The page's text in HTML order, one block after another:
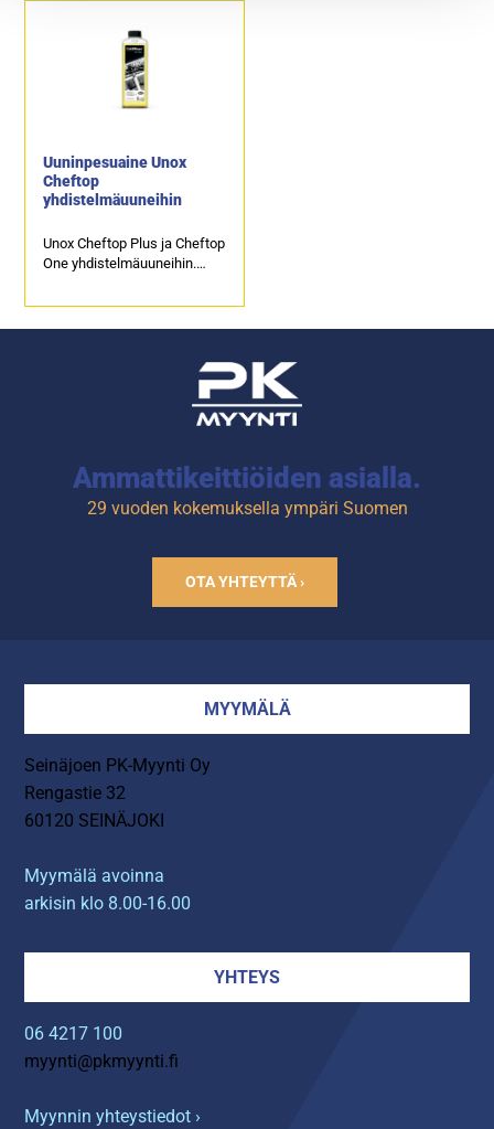
johteet 600 x 400 mm
leipomopelleille.
Tuotekoodi: 922.
Uuninpesuaine Unox
Cheftop
yhdistelmäuuneihin
Unox Cheftop Plus ja Cheftop
One yhdistelmäuuneihin.
Tuotekoodi: 4714.
Ammattikeittiöiden asialla.
29 vuoden kokemuksella ympäri Suomen
OTA YHTEYTTÄ ›
MYYMÄLÄ
Seinäjoen PK-Myynti Oy
Rengastie 32
60120 SEINÄJOKI
Myymälä avoinna
arkisin klo 8.00-16.00
YHTEYS
06 4217 100
myynti@pkmyynti.fi
Myynnin yhteystiedot ›